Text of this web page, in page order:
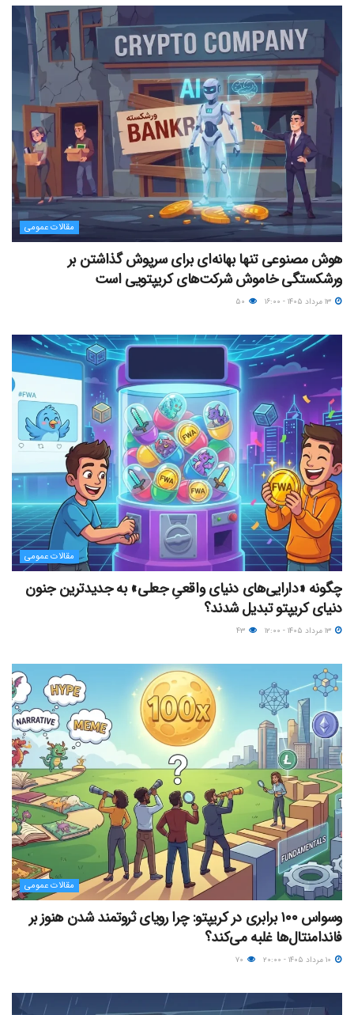
مقالات عمومی
هوش مصنوعی تنها بهانه‌ای برای سرپوش گذاشتن بر
ورشکستگی خاموش شرکت‌های کریپتویی است
مقالات عمومی
چگونه «دارایی‌های دنیای واقعیِ جعلی» به جدیدترین جنون
دنیای کریپتو تبدیل شدند؟
مقالات عمومی
وسواس ۱۰۰ برابری در کریپتو: چرا رویای ثروتمند شدن هنوز بر
فاندامنتال‌ها غلبه می‌کند؟